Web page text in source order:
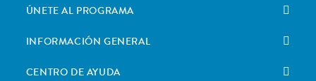
ÚNETE AL PROGRAMA
INFORMACIÓN GENERAL
CENTRO DE AYUDA